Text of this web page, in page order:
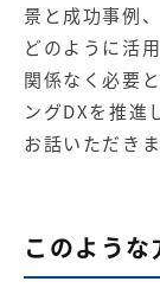
景と成功事例
どのように活
関係なく必要
ングDXを推進
お話いただきま
このよう